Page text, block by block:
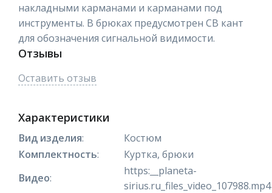
накладными карманами и карманами под
инструменты. В брюках предусмотрен СВ кант
для обозначения сигнальной видимости.
Отзывы
Оставить отзыв
Характеристики
Вид изделия:
Костюм
Комплектность:
Куртка, брюки
Видео:
https:__planeta-
sirius.ru_files_video_107988.mp4